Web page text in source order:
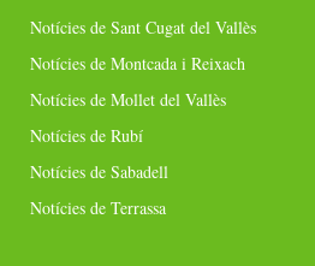
Notícies de Sant Cugat del Vallès
Notícies de Montcada i Reixach
Notícies de Mollet del Vallès
Notícies de Rubí
Notícies de Sabadell
Notícies de Terrassa